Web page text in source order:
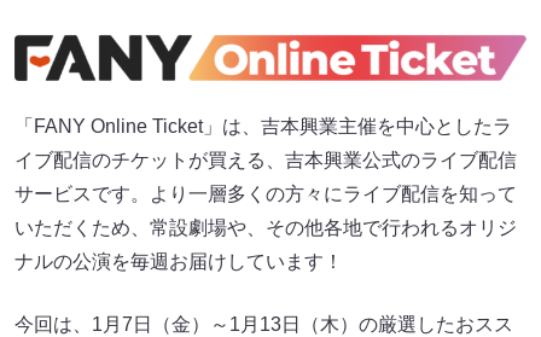
「FANY Online Ticket」は、吉本興業主催を中心としたラ
イブ配信のチケットが買える、吉本興業公式のライブ配信
サービスです。より一層多くの方々にライブ配信を知って
いただくため、常設劇場や、その他各地で行われるオリジ
ナルの公演を毎週お届けしています！
今回は、1月7日（金）～1月13日（木）の厳選したおスス